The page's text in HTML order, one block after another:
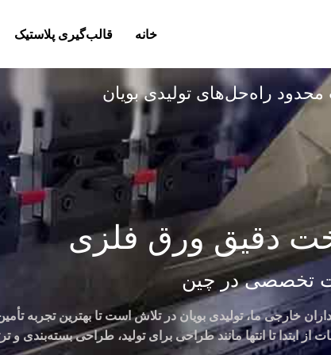
خانه قالب‌گیری پلاستیک
راه‌حل‌های تولیدی بویان
دقیق ورق فلزی
تخصصی در چین
خارجی ما، تولیدی بویان در تلاش است تا بهترین تجربه
از ابتدا تا انتها مانند طراحی برای تولید، طراحی بسته‌بندی